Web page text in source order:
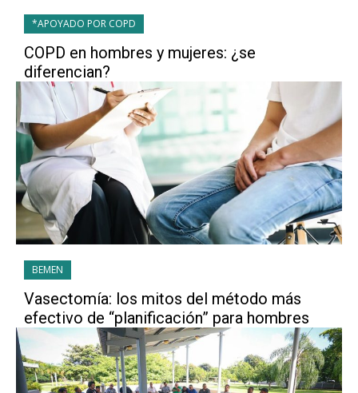
*APOYADO POR COPD
COPD en hombres y mujeres: ¿se
diferencian?
BEMEN
Vasectomía: los mitos del método más
efectivo de “planificación” para hombres